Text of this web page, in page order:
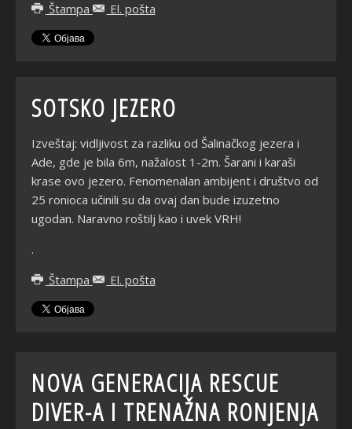
Štampa
El. pošta
SOTSKO JEZERO
Izveštaj: vidljivost za razliku od Šalinačkog jezera i
Ade, gde je bila 6m, nažalost 1-2m. Šarani i karaši
krase ovo jezero. Fenomenalan ambijent i društvo od
25 ronioca učinili su da ovaj dan bude izuzetno
ugodan. Naravno roštilj kao i uvek VRH!
.
Štampa
El. pošta
NOVA GENERACIJA RESCUE
DIVER-A I TRENAŽNA RONJENJA